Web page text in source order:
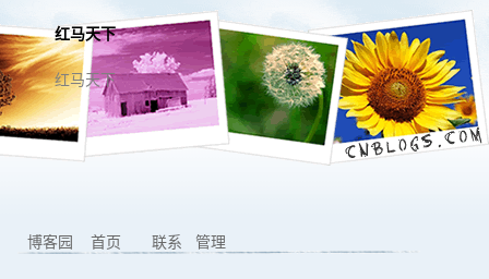
红马天下
红马天下
博客园 首页 联系 管理